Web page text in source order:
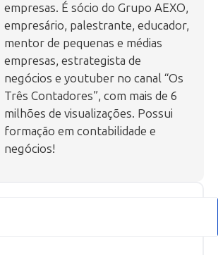
empresas. É sócio do Grupo AEXO,
empresário, palestrante, educador,
mentor de pequenas e médias
empresas, estrategista de
negócios e youtuber no canal “Os
Três Contadores”, com mais de 6
milhões de visualizações. Possui
formação em contabilidade e
negócios!